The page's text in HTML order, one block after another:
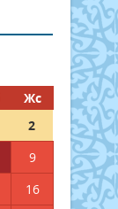
Жс
2
9
16